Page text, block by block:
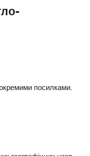
посилками.